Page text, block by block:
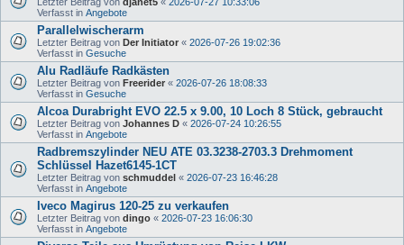
Verfasst in Angebote
Parallelwischerarm
Letzter Beitrag von Der Initiator « 2026-07-26 19:02:36
Verfasst in Gesuche
Alu Radläufe Radkästen
Letzter Beitrag von Freerider « 2026-07-26 18:08:33
Verfasst in Gesuche
Alcoa Durabright EVO 22.5 x 9.00, 10 Loch 8 Stück, gebraucht
Letzter Beitrag von Johannes D « 2026-07-24 10:26:55
Verfasst in Angebote
Radbremszylinder NEU ATE 03.3238-2703.3 Drehmoment
Schlüssel Hazet6145-1CT
Letzter Beitrag von schmuddel « 2026-07-23 16:46:28
Verfasst in Angebote
Iveco Magirus 120-25 zu verkaufen
Letzter Beitrag von dingo « 2026-07-23 16:06:30
Verfasst in Angebote